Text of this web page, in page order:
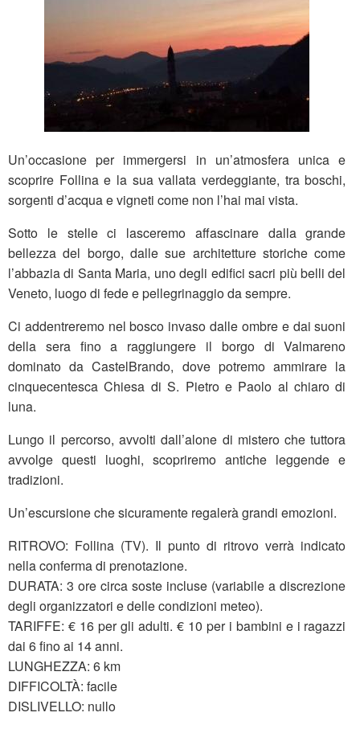
Un’occasione per immergersi in un’atmosfera unica e
scoprire Follina e la sua vallata verdeggiante, tra boschi,
sorgenti d’acqua e vigneti come non l’hai mai vista.
Sotto le stelle ci lasceremo affascinare dalla grande
bellezza del borgo, dalle sue architetture storiche come
l’abbazia di Santa Maria, uno degli edifici sacri più belli del
Veneto, luogo di fede e pellegrinaggio da sempre.
Ci addentreremo nel bosco invaso dalle ombre e dai suoni
della sera fino a raggiungere il borgo di Valmareno
dominato da CastelBrando, dove potremo ammirare la
cinquecentesca Chiesa di S. Pietro e Paolo al chiaro di
luna.
Lungo il percorso, avvolti dall’alone di mistero che tuttora
avvolge questi luoghi, scopriremo antiche leggende e
tradizioni.
Un’escursione che sicuramente regalerà grandi emozioni.
RITROVO: Follina (TV). Il punto di ritrovo verrà indicato
nella conferma di prenotazione.
DURATA: 3 ore circa soste incluse (variabile a discrezione
degli organizzatori e delle condizioni meteo).
TARIFFE: € 16 per gli adulti. € 10 per i bambini e i ragazzi
dai 6 fino ai 14 anni.
LUNGHEZZA: 6 km
DIFFICOLTÀ: facile
DISLIVELLO: nullo